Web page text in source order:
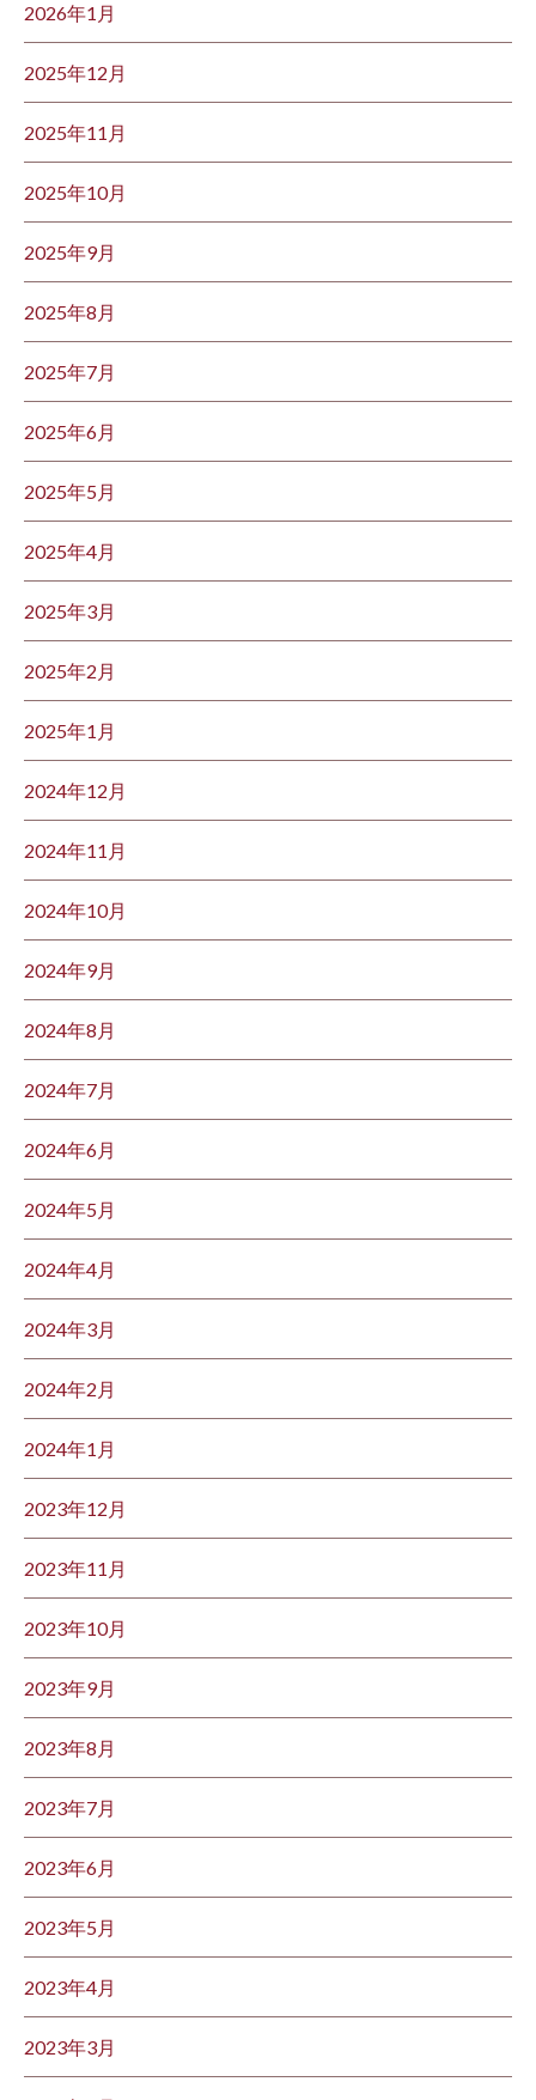
2026年1月
2025年12月
2025年11月
2025年10月
2025年9月
2025年8月
2025年7月
2025年6月
2025年5月
2025年4月
2025年3月
2025年2月
2025年1月
2024年12月
2024年11月
2024年10月
2024年9月
2024年8月
2024年7月
2024年6月
2024年5月
2024年4月
2024年3月
2024年2月
2024年1月
2023年12月
2023年11月
2023年10月
2023年9月
2023年8月
2023年7月
2023年6月
2023年5月
2023年4月
2023年3月